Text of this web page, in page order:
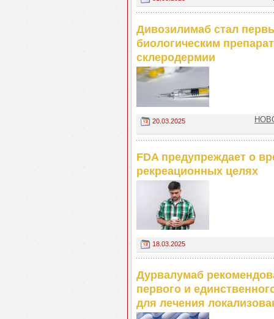
Дивозилимаб стал
биологическим
склеродермии
20.03.2025
FDA предупреждает о
рекреационных целях
18.03.2025
Дурвалумаб
первого и
для лечения